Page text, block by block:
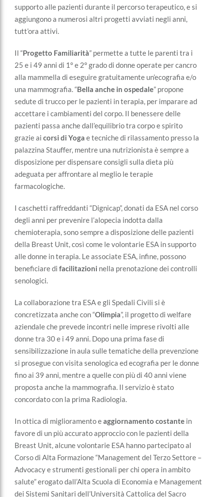
supporto alle pazienti durante il percorso terapeutico, e si
aggiungono a numerosi altri progetti avviati negli anni,
tutt’ora attivi.
Il “Progetto Familiarità” permette a tutte le parenti tra i
25 e i 49 anni di 1° e 2° grado di donne operate per cancro
alla mammella di eseguire gratuitamente un’ecografia e/o
una mammografia. “Bella anche in ospedale” propone
sedute di trucco per le pazienti in terapia, per imparare ad
accettare i cambiamenti del corpo. Il benessere delle
pazienti passa anche dall’equilibrio tra corpo e spirito
grazie ai corsi di Yoga e tecniche di rilassamento presso la
palazzina Stauffer, mentre una nutrizionista è sempre a
disposizione per dispensare consigli sulla dieta più
adeguata per affrontare al meglio le terapie
farmacologiche.
I caschetti raffreddanti “Dignicap”, donati da ESA nel corso
degli anni per prevenire l’alopecia indotta dalla
chemioterapia, sono sempre a disposizione delle pazienti
della Breast Unit, così come le volontarie ESA in supporto
alle donne in terapia. Le associate ESA, infine, possono
beneficiare di facilitazioni nella prenotazione dei controlli
senologici.
La collaborazione tra ESA e gli Spedali Civili si è
concretizzata anche con “Olimpia”, il progetto di welfare
aziendale che prevede incontri nelle imprese rivolti alle
donne tra 30 e i 49 anni. Dopo una prima fase di
sensibilizzazione in aula sulle tematiche della prevenzione
si prosegue con visita senologica ed ecografia per le donne
fino ai 39 anni, mentre a quelle con più di 40 anni viene
proposta anche la mammografia. Il servizio è stato
concordato con la prima Radiologia.
In ottica di miglioramento eaggiornamento costante in
favore di un più accurato approccio con le pazienti della
Breast Unit, alcune volontarie ESA hanno partecipato al
Corso di Alta Formazione “Management del Terzo Settore –
Advocacy e strumenti gestionali per chi opera in ambito
salute” erogato dall’Alta Scuola di Economia e Management
dei Sistemi Sanitari dell’Università Cattolica del Sacro